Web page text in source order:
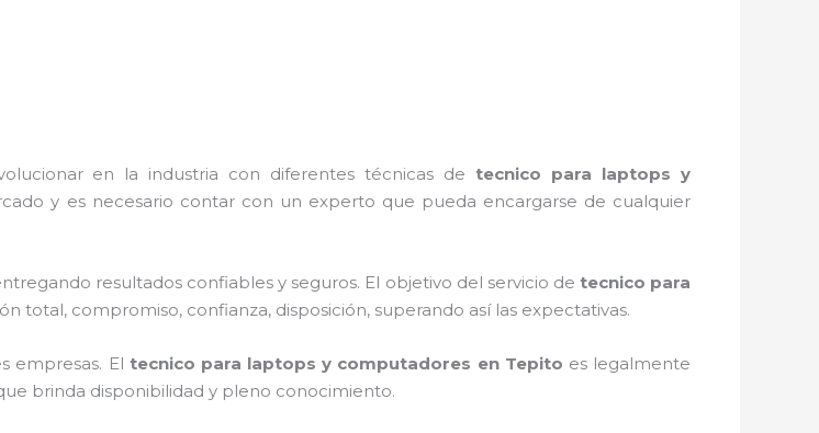
en la industria con diferentes técnicas detecnico para laptops y
y es necesario contar con un experto que pueda encargarse de cualquier
resultados confiables y seguros. El objetivo del servicio de tecnico para
total, compromiso, confianza, disposición, superando así las expectativas.
empresas. El tecnico para laptops y computadores en Tepito es legalmente
brinda disponibilidad y pleno conocimiento.